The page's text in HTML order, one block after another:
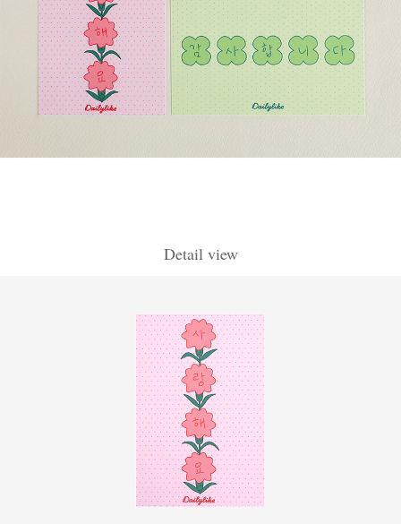
Detail view